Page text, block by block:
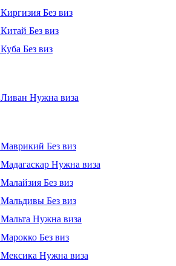
Киргизия Без виз
Китай Без виз
Куба Без виз
Ливан Нужна виза
Маврикий Без виз
Мадагаскар Нужна виза
Малайзия Без виз
Мальдивы Без виз
Мальта Нужна виза
Марокко Без виз
Мексика Нужна виза